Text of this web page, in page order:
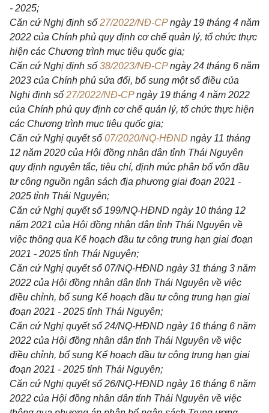
- 2025;
Căn cứ Nghị định số 27/2022/NĐ-CPngày 19 tháng 4 năm
2022 của Chính phủ quy định cơ chế quản lý, tổ chức thực
hiện các Chương trình mục tiêu quốc gia;
Căn cứ Nghị định số 38/2023/NĐ-CPngày 24 tháng 6 năm
2023 của Chính phủ sửa đổi, bổ sung một số điều của
Nghị định số 27/2022/NĐ-CPngày 19 tháng 4 năm 2022
của Chính phủ quy định cơ chế quản lý, tổ chức thực hiện
các Chương trình mục tiêu quốc gia;
Căn cứ Nghị quyết số 07/2020/NQ-HĐND ngày 11 tháng
12 năm 2020 của Hội đồng nhân dân tỉnh Thái Nguyên
quy định nguyên tắc, tiêu chí, định mức phân bổ vốn đầu
tư công nguồn ngân sách địa phương giai đoạn 2021 -
2025 tỉnh Thái Nguyên;
Căn cứ Nghị quyết số 199/NQ-HĐND ngày 10 tháng 12
năm 2021 của Hội đồng nhân dân tỉnh Thái Nguyên về
việc thông qua Kế hoạch đầu tư công trung hạn giai đoạn
2021 - 2025 tỉnh Thái Nguyên;
Căn cứ Nghị quyết số 07/NQ-HĐND ngày 31 tháng 3 năm
2022 của Hội đồng nhân dân tỉnh Thái Nguyên về việc
điều chỉnh, bổ sung Kế hoạch đầu tư công trung hạn giai
đoạn 2021 - 2025 tỉnh Thái Nguyên;
Căn cứ Nghị quyết số 24/NQ-HĐND ngày 16 tháng 6 năm
2022 của Hội đồng nhân dân tỉnh Thái Nguyên về việc
điều chỉnh, bổ sung Kế hoạch đầu tư công trung hạn giai
đoạn 2021 - 2025 tỉnh Thái Nguyên;
Căn cứ Nghị quyết số 26/NQ-HĐND ngày 16 tháng 6 năm
2022 của Hội đồng nhân dân tỉnh Thái Nguyên về việc